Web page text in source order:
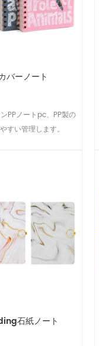
バーノート
PPノートpc、PP製の
すい管理します。
石紙ノート